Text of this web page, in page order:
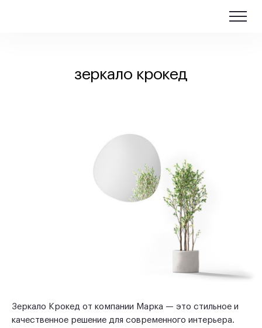
зеркало крокед
Зеркало Крокед от компании Марка — это стильное и
качественное решение для современного интерьера.